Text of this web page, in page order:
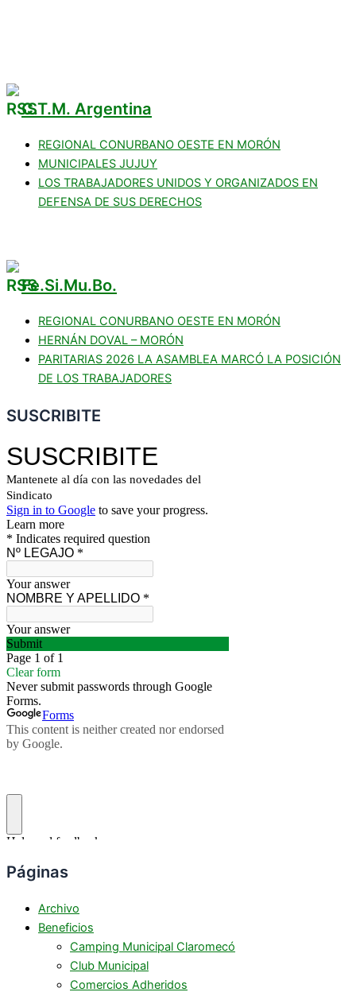
C.T.M. Argentina
REGIONAL CONURBANO OESTE EN MORÓN
MUNICIPALES JUJUY
LOS TRABAJADORES UNIDOS Y ORGANIZADOS EN
DEFENSA DE SUS DERECHOS
Fe.Si.Mu.Bo.
REGIONAL CONURBANO OESTE EN MORÓN
HERNÁN DOVAL – MORÓN
PARITARIAS 2026 LA ASAMBLEA MARCÓ LA POSICIÓN
DE LOS TRABAJADORES
SUSCRIBITE
Páginas
Archivo
Beneficios
Camping Municipal Claromecó
Club Municipal
Comercios Adheridos